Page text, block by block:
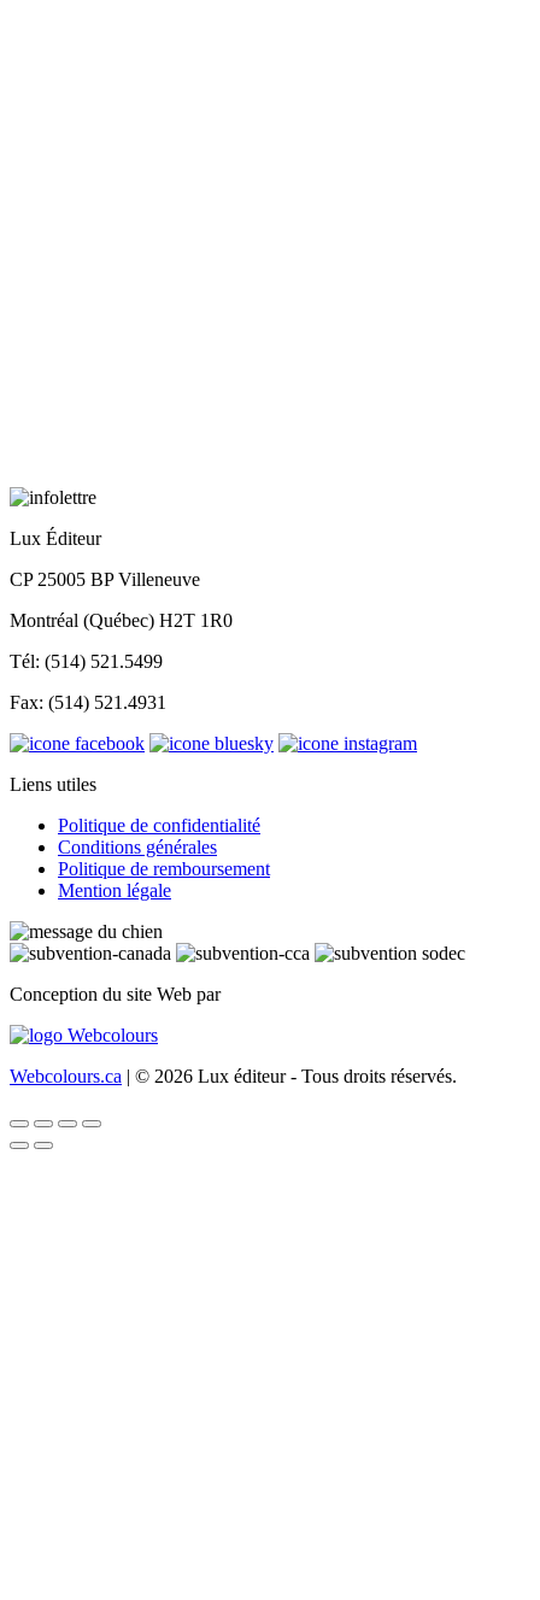
Lux Éditeur
CP 25005 BP Villeneuve
Montréal (Québec) H2T 1R0
Tél: (514) 521.5499
Fax: (514) 521.4931
Liens utiles
Politique de confidentialité
Conditions générales
Politique de remboursement
Mention légale
Conception du site Web par
Webcolours.ca | © 2026 Lux éditeur - Tous droits réservés.